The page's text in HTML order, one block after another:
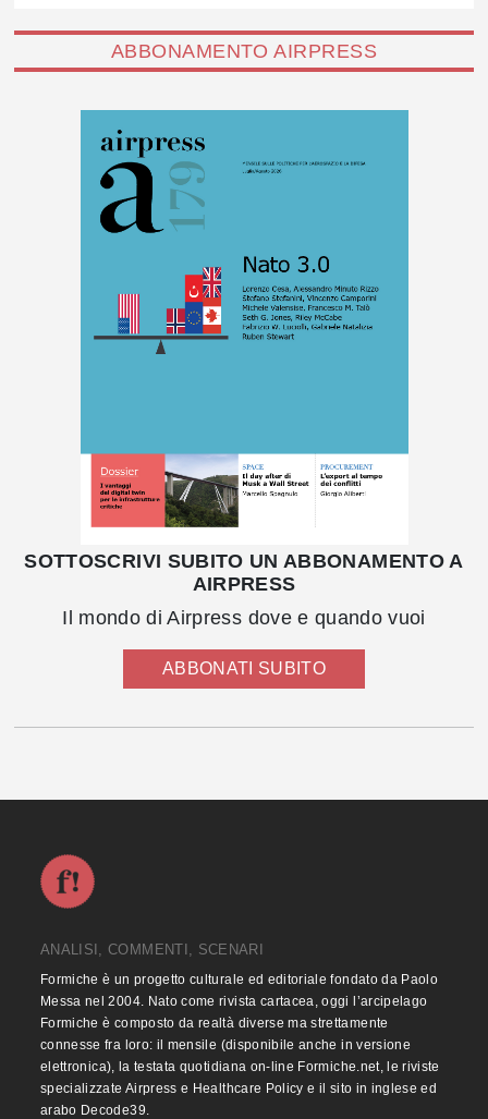
ABBONAMENTO AIRPRESS
SOTTOSCRIVI SUBITO UN ABBONAMENTO A
AIRPRESS
Il mondo di Airpress dove e quando vuoi
ABBONATI SUBITO
ANALISI, COMMENTI, SCENARI
Formiche è un progetto culturale ed editoriale fondato da Paolo
Messa nel 2004. Nato come rivista cartacea, oggi l’arcipelago
Formiche è composto da realtà diverse ma strettamente
connesse fra loro: il mensile (disponibile anche in versione
elettronica), la testata quotidiana on-line Formiche.net, le riviste
specializzate Airpress e Healthcare Policy e il sito in inglese ed
arabo Decode39.